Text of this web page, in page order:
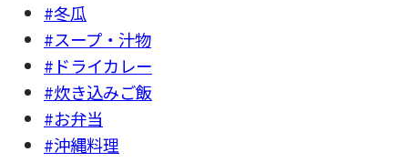
#冬瓜
#スープ・汁物
#ドライカレー
#炊き込みご飯
#お弁当
#沖縄料理